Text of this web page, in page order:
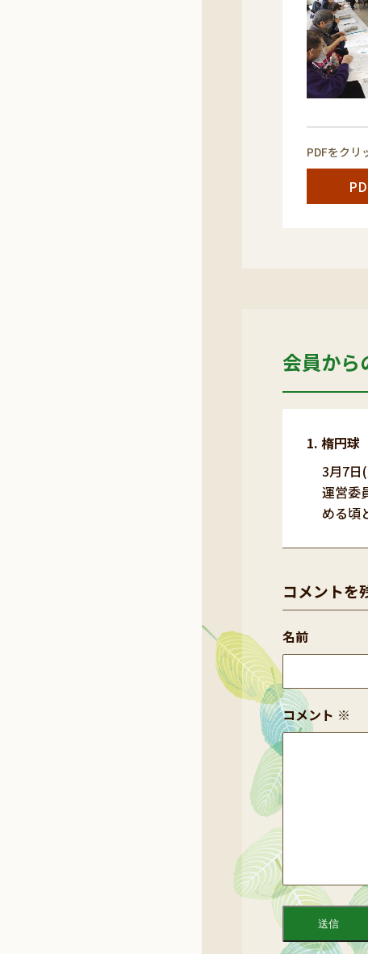
PDFをクリ
会員から
楕円球
3月7日
運営委
める頃
コメントを
コメント ※
名前